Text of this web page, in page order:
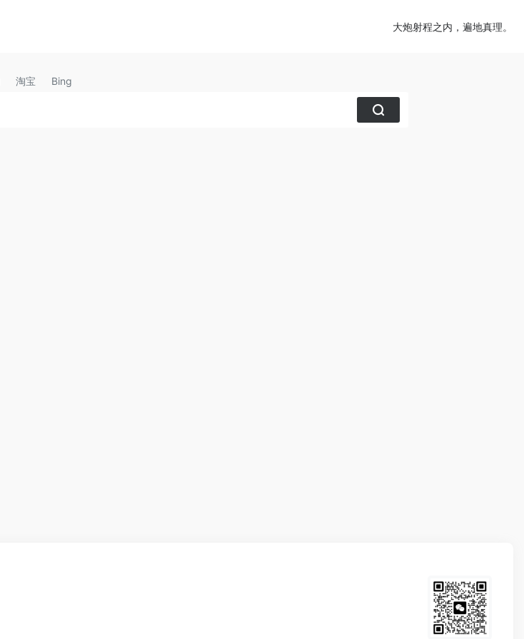
大炮射程之内，遍地真理。
淘宝 Bing